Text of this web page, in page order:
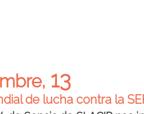
13
de lucha contra la